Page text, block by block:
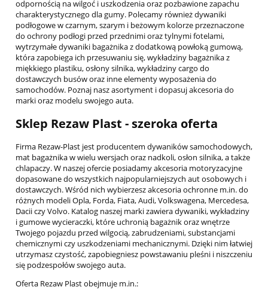
SAAB
SEAT
SKODA
SSANGYONG
SUZUKI
TESLA
TOYOTA
UNIWERSALNE
VOLKSWAGEN
VOLVO
odpornością na wilgoć i uszkodzenia oraz pozbawione zapachu
charakterystycznego dla gumy. Polecamy również dywaniki
podłogowe w czarnym, szarym i beżowym kolorze przeznaczone
do ochrony podłogi przed przednimi oraz tylnymi fotelami,
wytrzymałe dywaniki bagażnika z dodatkową powłoką gumową,
która zapobiega ich przesuwaniu się, wykładziny bagażnika z
miękkiego plastiku, osłony silnika, wykładziny cargo do
dostawczych busów oraz inne elementy wyposażenia do
samochodów. Poznaj nasz asortyment i dopasuj akcesoria do
marki oraz modelu swojego auta.
Sklep Rezaw Plast - szeroka oferta
Firma Rezaw-Plast jest producentem dywaników samochodowych,
mat bagażnika w wielu wersjach oraz nadkoli, osłon silnika, a także
chlapaczy. W naszej ofercie posiadamy akcesoria motoryzacyjne
dopasowane do wszystkich najpopularniejszych aut osobowych i
dostawczych. Wśród nich wybierzesz akcesoria ochronne m.in. do
różnych modeli Opla, Forda, Fiata, Audi, Volkswagena, Mercedesa,
Dacii czy Volvo. Katalog naszej marki zawiera dywaniki, wykładziny
i gumowe wycieraczki, które uchronią bagażnik oraz wnętrze
Twojego pojazdu przed wilgocią, zabrudzeniami, substancjami
chemicznymi czy uszkodzeniami mechanicznymi. Dzięki nim łatwiej
utrzymasz czystość, zapobiegniesz powstawaniu pleśni i niszczeniu
się podzespołów swojego auta.
Oferta Rezaw Plast obejmuje m.in.: